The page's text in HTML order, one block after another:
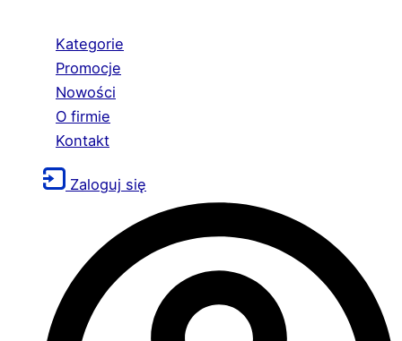
Kategorie
Promocje
Nowości
O firmie
Kontakt
Zaloguj się